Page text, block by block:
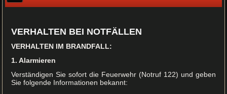
VERHALTEN BEI NOTFÄLLEN
VERHALTEN IM BRANDFALL:
1. Alarmieren
Verständigen Sie sofort die Feuerwehr (Notruf 122) und geben
Sie folgende Informationen bekannt: